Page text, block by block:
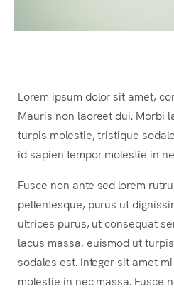
Lorem ipsum dolor sit amet,
Mauris non laoreet dui. Morbi
turpis molestie, tristique
id sapien tempor molestie in
Fusce non ante sed lorem
pellentesque, purus ut
ultrices purus, ut consequat
lacus massa, euismod ut
sodales est. Integer sit amet
molestie in nec massa. Fusce